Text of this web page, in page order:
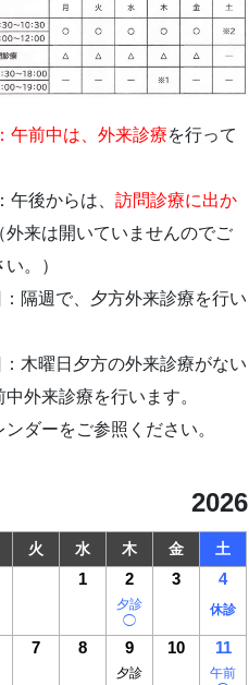
午前中は、外来診療を行って
午後からは、訪問診療に出か
外来は開いていませんのでご
。）
隔週で、夕方外来診療を行い
木曜日夕方の外来診療がない
外来診療を行います。
ンダーをご参照ください。
2026
火 水 木 金 土
1 2
夕診
◯
3 4
休診
7 8 9
夕診
10 11
午前